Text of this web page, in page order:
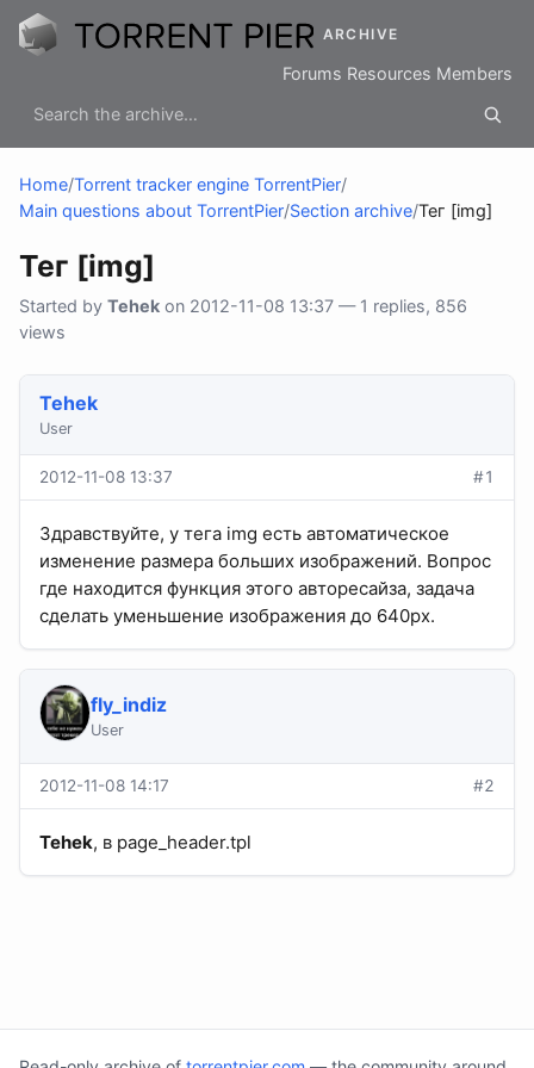
ARCHIVE
Forums Resources Members
Home/Torrent tracker engine TorrentPier/
Main questions about TorrentPier/Section archive/Тег [img]
Тег [img]
Started by Tehek on 2012-11-08 13:37 — 1 replies, 856
views
Tehek
User
2012-11-08 13:37 #1
Здравствуйте, у тега img есть автоматическое
изменение размера больших изображений. Вопрос
где находится функция этого авторесайза, задача
сделать уменьшение изображения до 640px.
fly_indiz
User
2012-11-08 14:17 #2
Tehek, в page_header.tpl